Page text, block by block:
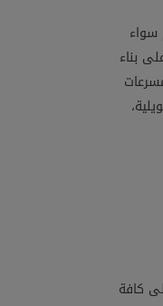
سواء
بناء
كافة